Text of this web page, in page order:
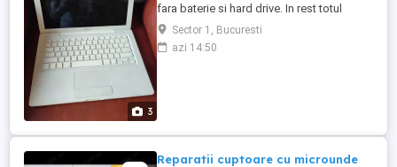
3
fara baterie si hard drive. In rest totul
perfect..150 Roni
Sector 1, Bucuresti
azi 14:50
Reparatii cuptoare cu microunde